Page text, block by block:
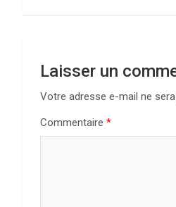
l’article
Laisser un
Votre adresse e-mail ne
Commentaire *